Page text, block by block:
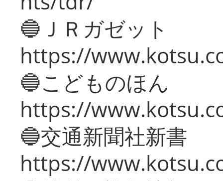
🔵ＪＲガゼット
https://
🔵こどものほん
https://
🔵交通新聞社新書
https://